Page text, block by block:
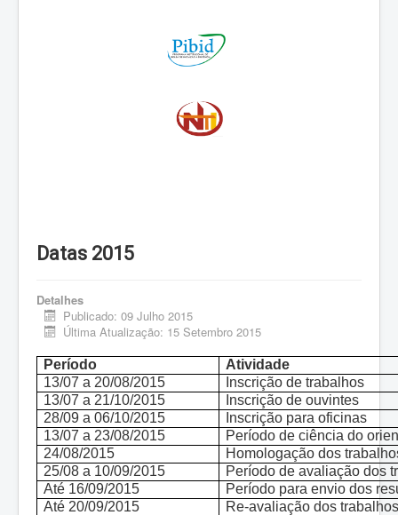
Datas 2015
Detalhes
Publicado: 09 Julho 2015
Última Atualização: 15 Setembro 2015
Período
Atividade
13/07 a 20/08/2015
Inscrição de trabalhos
13/07 a 21/10/2015
Inscrição de ouvintes
28/09 a 06/10/2015
Inscrição para oficinas
13/07 a 23/08/2015
Período de ciência do
24/08/2015
Homologação dos
25/08 a 10/09/2015
Período de avaliação dos
Até 16/09/2015
Período para envio dos
Até 20/09/2015
Re-avaliação dos